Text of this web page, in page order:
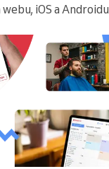
iOS a Androidu